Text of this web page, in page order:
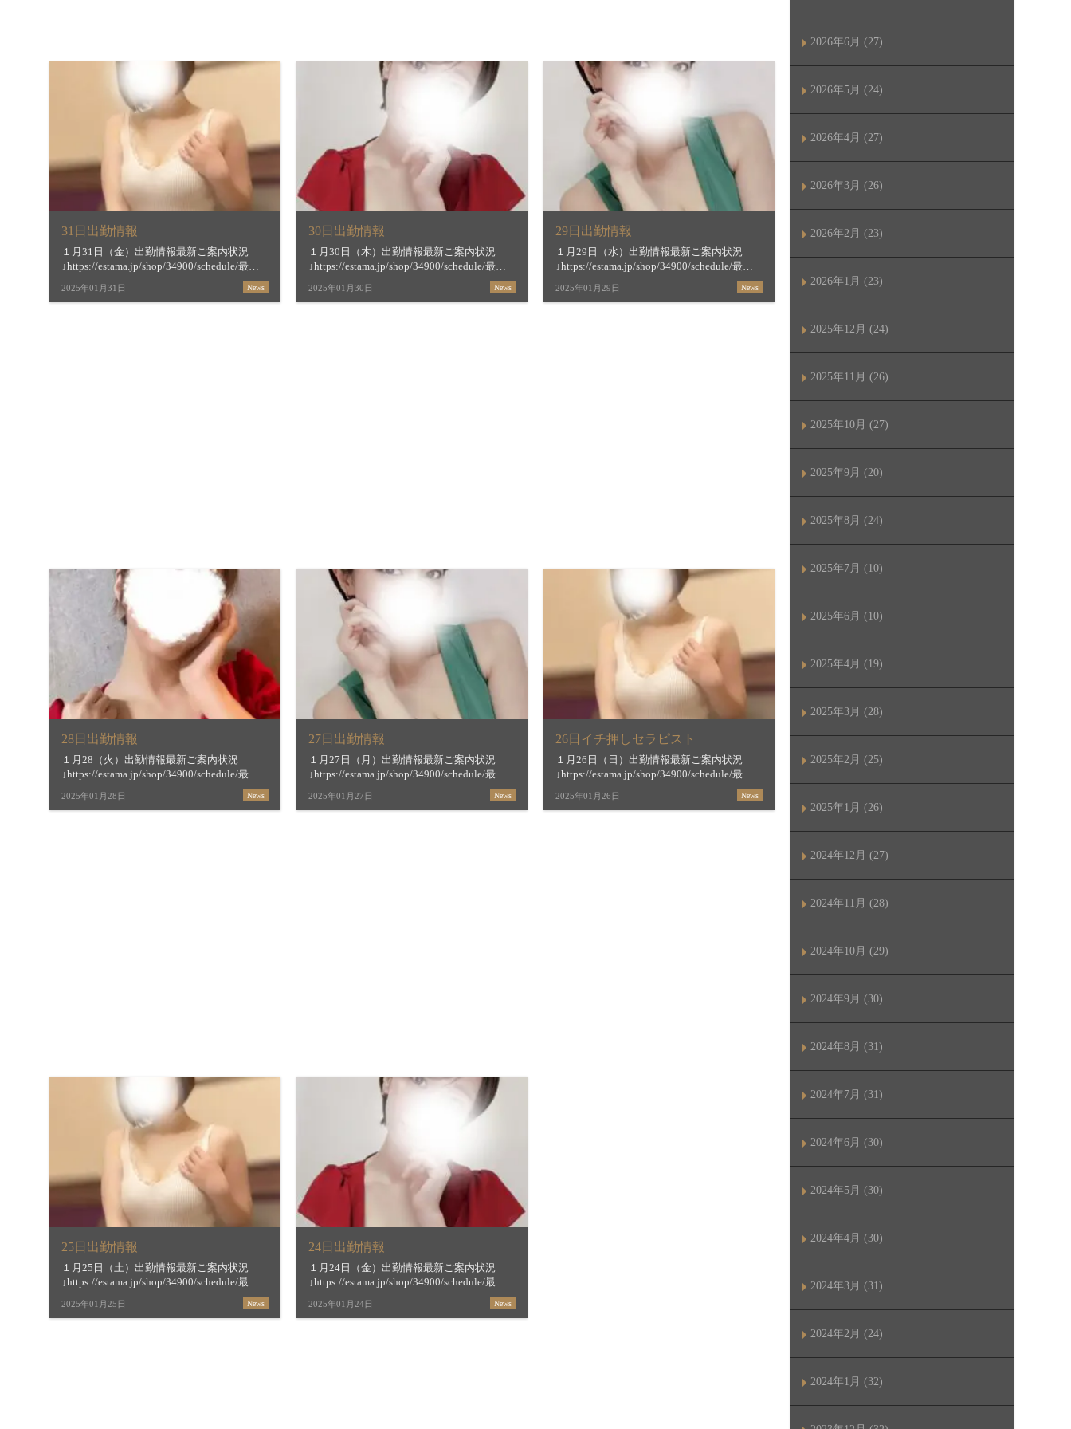
31日出勤情報
１月31日（金）出勤情報最新ご案内状況
↓https://estama.jp/shop/34900/schedule/最短
ご案内時間＆お店からの新着メッセージ
↓https://estama.jp/shop/34900/11 […]
2025年01月31日 News
30日出勤情報
１月30日（木）出勤情報最新ご案内状況
↓https://estama.jp/shop/34900/schedule/最短
ご案内時間＆お店からの新着メッセージ
↓https://estama.jp/shop/34900/&n […]
2025年01月30日 News
29日出勤情報
１月29日（水）出勤情報最新ご案内状況
↓https://estama.jp/shop/34900/schedule/最短
ご案内時間＆お店からの新着メッセージ
↓https://estama.jp/shop/34900/&n […]
2025年01月29日 News
28日出勤情報
１月28（火）出勤情報最新ご案内状況
↓https://estama.jp/shop/34900/schedule/最短
ご案内時間＆お店からの新着メッセージ
↓https://estama.jp/shop/34900/&nb […]
2025年01月28日 News
27日出勤情報
１月27日（月）出勤情報最新ご案内状況
↓https://estama.jp/shop/34900/schedule/最短
ご案内時間＆お店からの新着メッセージ
↓https://estama.jp/shop/34900/&n […]
2025年01月27日 News
26日イチ押しセラピスト
１月26日（日）出勤情報最新ご案内状況
↓https://estama.jp/shop/34900/schedule/最短
ご案内時間＆お店からの新着メッセージ
↓https://estama.jp/shop/34900/13 […]
2025年01月26日 News
25日出勤情報
１月25日（土）出勤情報最新ご案内状況
↓https://estama.jp/shop/34900/schedule/最短
ご案内時間＆お店からの新着メッセージ
↓https://estama.jp/shop/34900/11 […]
2025年01月25日 News
24日出勤情報
１月24日（金）出勤情報最新ご案内状況
↓https://estama.jp/shop/34900/schedule/最短
ご案内時間＆お店からの新着メッセージ
↓https://estama.jp/shop/34900/※ル […]
2025年01月24日 News
2026年6月 (27)
2026年5月 (24)
2026年4月 (27)
2026年3月 (26)
2026年2月 (23)
2026年1月 (23)
2025年12月 (24)
2025年11月 (26)
2025年10月 (27)
2025年9月 (20)
2025年8月 (24)
2025年7月 (10)
2025年6月 (10)
2025年4月 (19)
2025年3月 (28)
2025年2月 (25)
2025年1月 (26)
2024年12月 (27)
2024年11月 (28)
2024年10月 (29)
2024年9月 (30)
2024年8月 (31)
2024年7月 (31)
2024年6月 (30)
2024年5月 (30)
2024年4月 (30)
2024年3月 (31)
2024年2月 (24)
2024年1月 (32)